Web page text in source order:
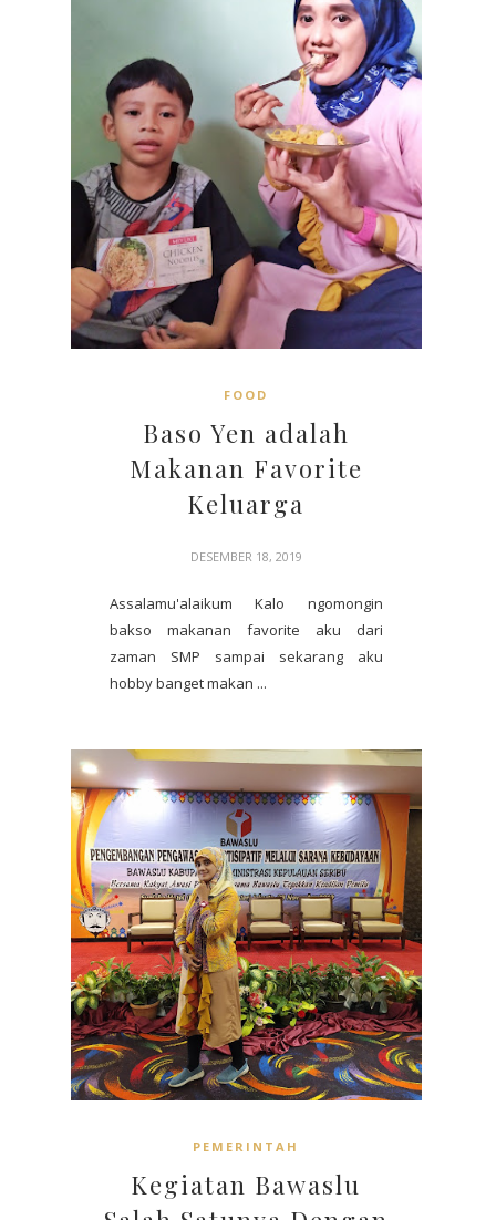
FOOD
Baso Yen adalah
Makanan Favorite
Keluarga
DESEMBER 18, 2019
Assalamu'alaikum Kalo ngomongin
bakso makanan favorite aku dari
zaman SMP sampai sekarang aku
hobby banget makan ...
PEMERINTAH
Kegiatan Bawaslu